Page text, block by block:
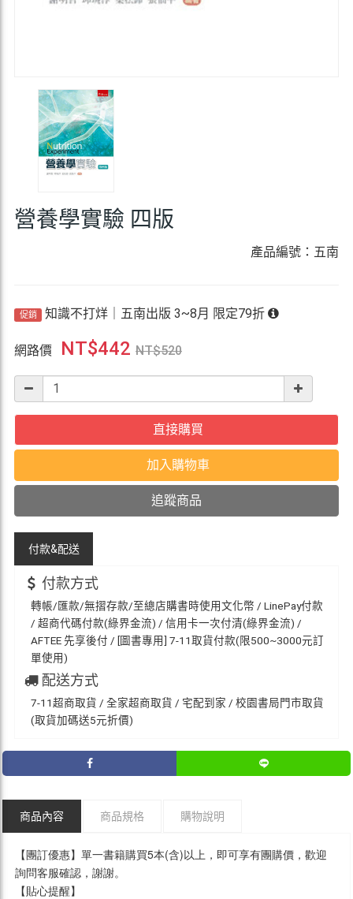
營養學實驗 四版
產品編號：五南
促銷 知識不打烊｜五南出版 3~8月 限定79折
網路價 NT$442 NT$520
直接購買
加入購物車
追蹤商品
付款&配送
付款方式
轉帳/匯款/無摺存款/至總店購書時使用文化幣 / LinePay付款
/ 超商代碼付款(綠界金流) / 信用卡一次付清(綠界金流) /
AFTEE 先享後付 / [圖書專用] 7-11取貨付款(限500~3000元訂
單使用)
配送方式
7-11超商取貨 / 全家超商取貨 / 宅配到家 / 校園書局門市取貨
(取貨加碼送5元折價)
商品內容 商品規格 購物說明
【團訂優惠】單一書籍購買5本(含)以上，即可享有團購價，歡迎
詢問客服確認，謝謝。
【貼心提醒】